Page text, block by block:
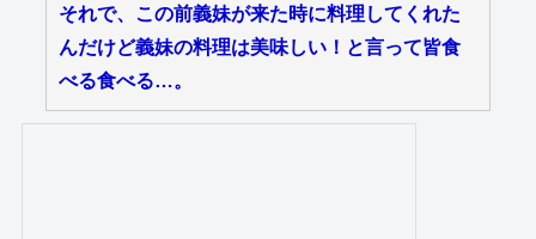
それで、この前義妹が来た時に料理してくれた
んだけど義妹の料理は美味しい！と言って皆食
べる食べる…。